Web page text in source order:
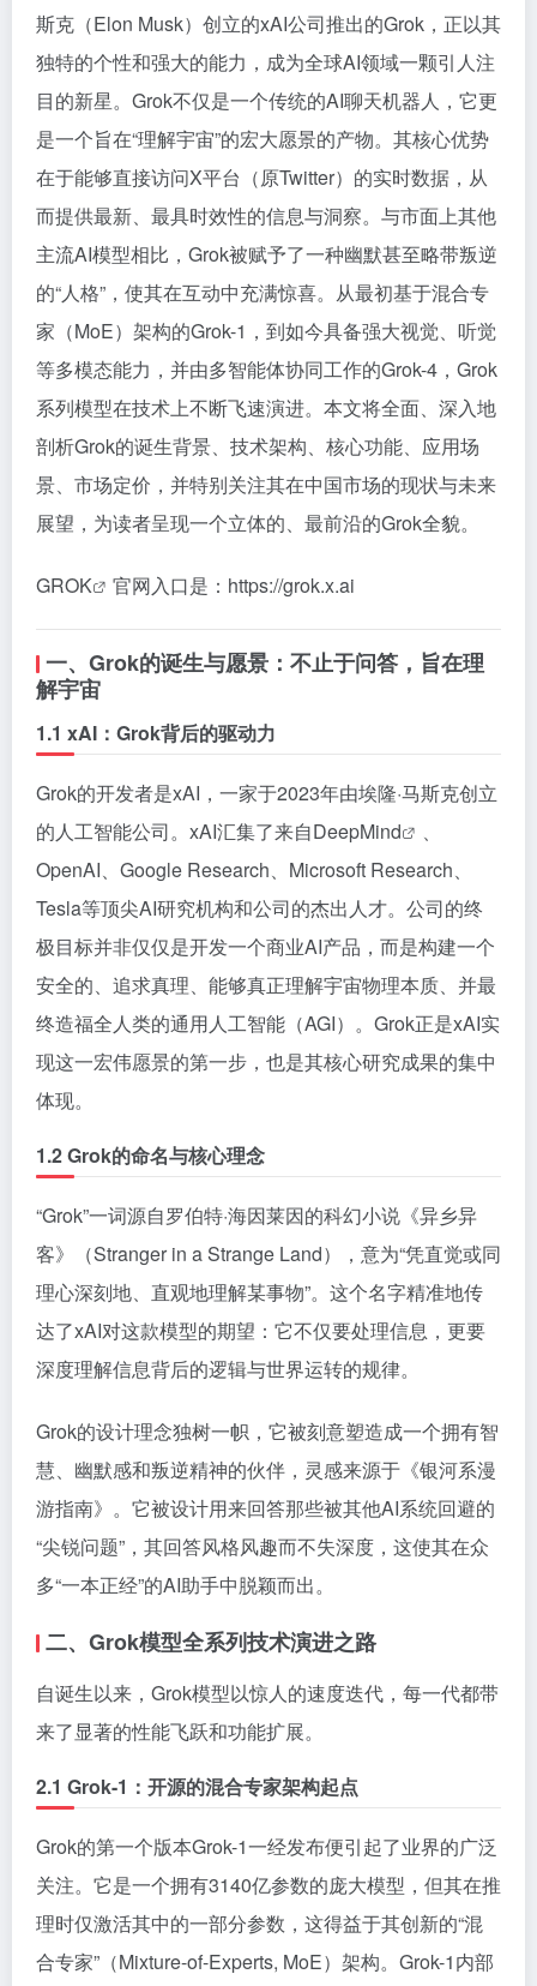
斯克（Elon Musk）创立的xAI公司推出的Grok，正以其
独特的个性和强大的能力，成为全球AI领域一颗引人注
目的新星。Grok不仅是一个传统的AI聊天机器人，它更
是一个旨在“理解宇宙”的宏大愿景的产物。其核心优势
在于能够直接访问X平台（原Twitter）的实时数据，从
而提供最新、最具时效性的信息与洞察。与市面上其他
主流AI模型相比，Grok被赋予了一种幽默甚至略带叛逆
的“人格”，使其在互动中充满惊喜。从最初基于混合专
家（MoE）架构的Grok-1，到如今具备强大视觉、听觉
等多模态能力，并由多智能体协同工作的Grok-4，Grok
系列模型在技术上不断飞速演进。本文将全面、深入地
剖析Grok的诞生背景、技术架构、核心功能、应用场
景、市场定价，并特别关注其在中国市场的现状与未来
展望，为读者呈现一个立体的、最前沿的Grok全貌。
GROK 官网入口是：https://grok.x.ai
一、Grok的诞生与愿景：不止于问答，旨在理
解宇宙
1.1 xAI：Grok背后的驱动力
Grok的开发者是xAI，一家于2023年由埃隆·马斯克创立
的人工智能公司。xAI汇集了来自DeepMind
、
OpenAI、Google Research、Microsoft Research、
Tesla等顶尖AI研究机构和公司的杰出人才。公司的终
极目标并非仅仅是开发一个商业AI产品，而是构建一个
安全的、追求真理、能够真正理解宇宙物理本质、并最
终造福全人类的通用人工智能（AGI）。Grok正是xAI实
现这一宏伟愿景的第一步，也是其核心研究成果的集中
体现。
1.2 Grok的命名与核心理念
“Grok”一词源自罗伯特·海因莱因的科幻小说《异乡异
客》（Stranger in a Strange Land），意为“凭直觉或同
理心深刻地、直观地理解某事物”。这个名字精准地传
达了xAI对这款模型的期望：它不仅要处理信息，更要
深度理解信息背后的逻辑与世界运转的规律。
Grok的设计理念独树一帜，它被刻意塑造成一个拥有智
慧、幽默感和叛逆精神的伙伴，灵感来源于《银河系漫
游指南》。它被设计用来回答那些被其他AI系统回避的
“尖锐问题”，其回答风格风趣而不失深度，这使其在众
多“一本正经”的AI助手中脱颖而出。
二、Grok模型全系列技术演进之路
自诞生以来，Grok模型以惊人的速度迭代，每一代都带
来了显著的性能飞跃和功能扩展。
2.1 Grok-1：开源的混合专家架构起点
Grok的第一个版本Grok-1一经发布便引起了业界的广泛
关注。它是一个拥有3140亿参数的庞大模型，但其在推
理时仅激活其中的一部分参数，这得益于其创新的“混
合专家”（Mixture-of-Experts, MoE）架构。Grok-1内部